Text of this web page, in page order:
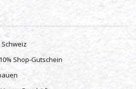
Shop-Gutschein